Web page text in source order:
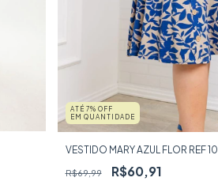
ATÉ 7% OFF
EM QUANTIDADE
VESTIDO MARY AZUL FLOR REF 10
R$69,99 R$60,91